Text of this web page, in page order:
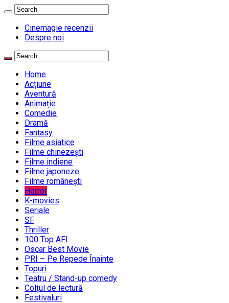
Cinemagie recenzii
Despre noi
Home
Acțiune
Aventură
Animație
Comedie
Dramă
Fantasy
Filme asiatice
Filme chinezești
Filme indiene
Filme japoneze
Filme românești
Horror
K-movies
Seriale
SF
Thriller
100 Top AFI
Oscar Best Movie
PRI – Pe Repede Înainte
Topuri
Teatru / Stand-up comedy
Colțul de lectură
Festivaluri